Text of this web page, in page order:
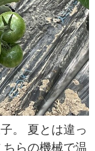
。 夏とは違っ
らの機械で温